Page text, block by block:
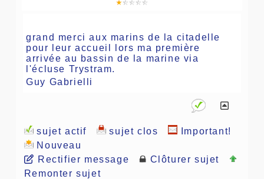
grand merci aux marins de la citadelle
pour leur accueil lors ma première
arrivée au bassin de la marine via
l'écluse Trystram.
Guy Gabrielli
sujet actif sujet clos
Important!
Nouveau
Rectifier message
Clôturer sujet
Remonter sujet